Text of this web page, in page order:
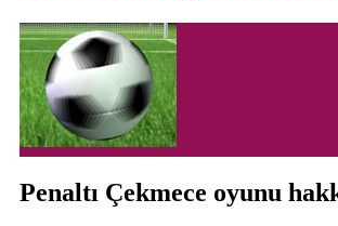
Penaltı Çekmece oyunu